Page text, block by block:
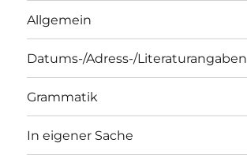
Allgemein
Datums-/Adress-/Literaturangaben
Grammatik
In eigener Sache